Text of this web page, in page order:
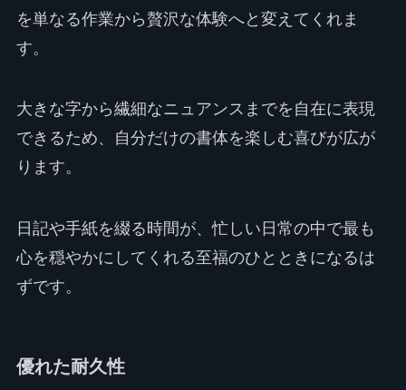
を単なる作業から贅沢な体験へと変えてくれま
す。
大きな字から繊細なニュアンスまでを自在に表現
できるため、自分だけの書体を楽しむ喜びが広が
ります。
日記や手紙を綴る時間が、忙しい日常の中で最も
心を穏やかにしてくれる至福のひとときになるは
ずです。
優れた耐久性